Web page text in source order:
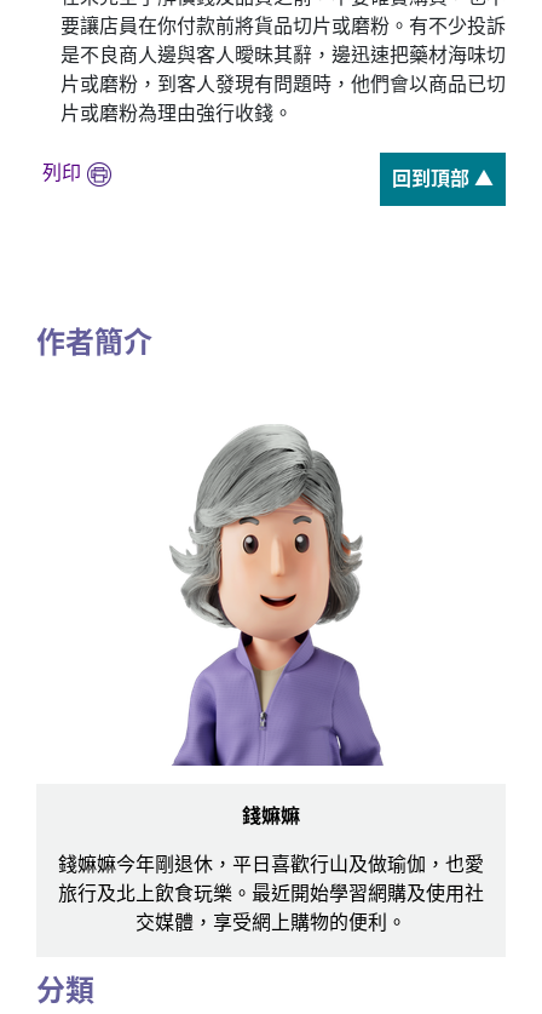
要讓店員在你付款前將貨品切片或磨粉。有不少投訴
是不良商人邊與客人曖昧其辭，邊迅速把藥材海味切
片或磨粉，到客人發現有問題時，他們會以商品已切
片或磨粉為理由強行收錢。
列印 回到頂部 ▲
作者簡介
錢嫲嫲
錢嫲嫲今年剛退休，平日喜歡行山及做瑜伽，也愛
旅行及北上飲食玩樂。最近開始學習網購及使用社
交媒體，享受網上購物的便利。
分類